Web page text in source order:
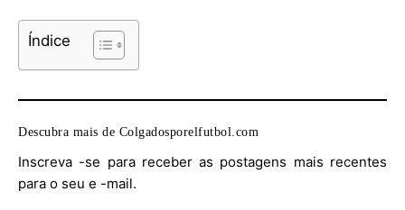
Índice
Descubra mais de Colgadosporelfutbol.com
Inscreva -se para receber as postagens mais recentes
para o seu e -mail.